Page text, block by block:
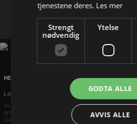
Facebook X
HEAD OFFICE
London
52 Brook Street
W1K 5DS London
United Kingdom
tjenestene deres. Les mer
Strengt
nødvendig
Ytelse
GODTA ALLE
AVVIS ALLE